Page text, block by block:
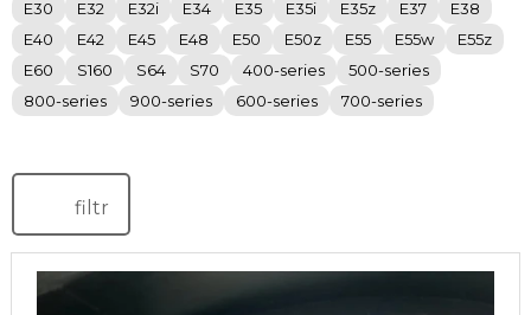
E30
E32 E32i E34 E35 E35i E35z E37
E38
E40
E42 E45 E48 E50 E50z E55 E55w
E55z
E60
S160 S64 S70 400-series
500-series
800-series
900-series 600-series 700-series
filtr